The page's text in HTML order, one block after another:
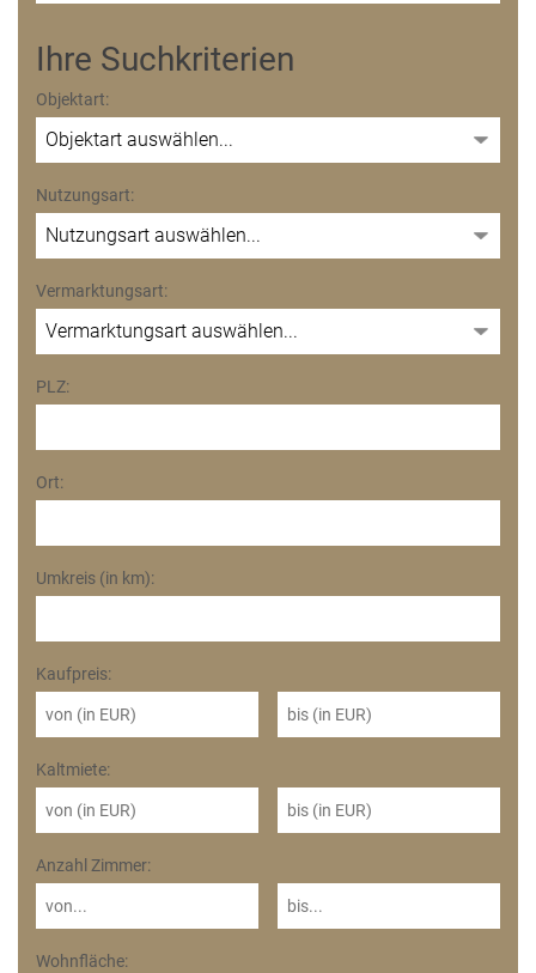
Ihre Suchkriterien
Objektart:
Nutzungsart:
Vermarktungsart:
PLZ:
Ort:
Umkreis (in km):
Kaufpreis:
Kaltmiete:
Anzahl Zimmer:
Wohnfläche: